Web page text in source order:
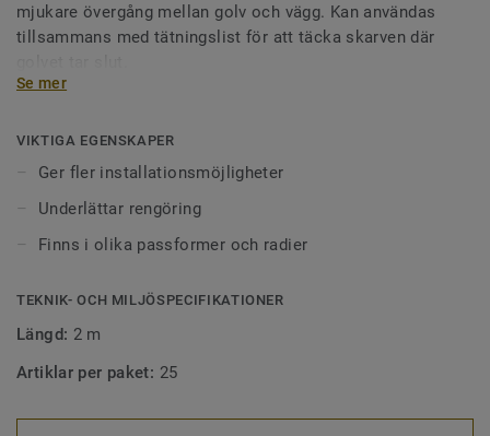
mjukare övergång mellan golv och vägg. Kan användas
tillsammans med tätningslist för att täcka skarven där
passform för att passa olika vinkelradier. Våra
plastgolv, samt våra linoleumgolv.
Se mer
VIKTIGA EGENSKAPER
Ger fler installationsmöjligheter
Underlättar rengöring
Finns i olika passformer och radier
TEKNIK- OCH MILJÖSPECIFIKATIONER
Längd: 2 m
Artiklar per paket: 25